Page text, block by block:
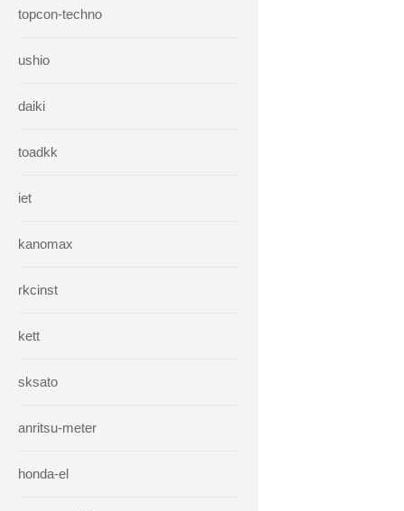
topcon-techno
ushio
daiki
toadkk
iet
kanomax
rkcinst
kett
sksato
anritsu-meter
honda-el